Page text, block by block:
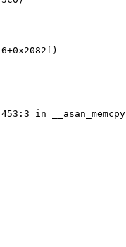
in __asan_memcpy